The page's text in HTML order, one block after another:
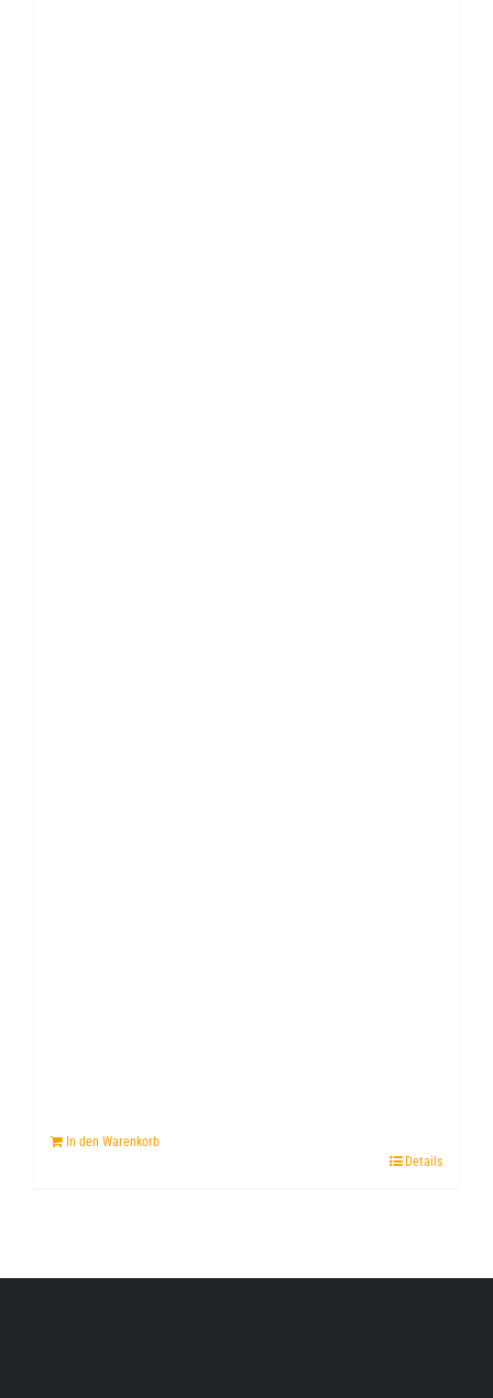
In den Warenkorb
Details